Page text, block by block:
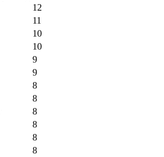
12
11
10
10
9
9
8
8
8
8
8
8